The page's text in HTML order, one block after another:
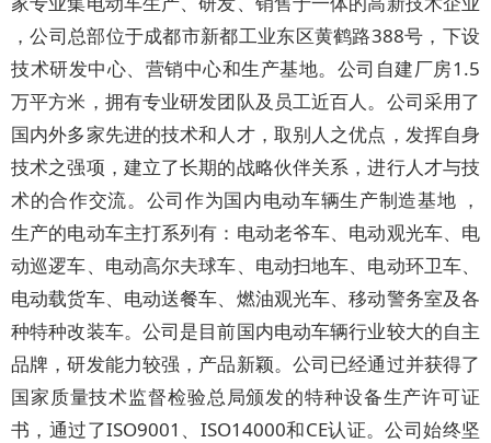
，公司总部位于成都市新都工业东区黄鹤路388号，下设
技术研发中心、营销中心和生产基地。公司自建厂房1.5
万平方米，拥有专业研发团队及员工近百人。公司采用了
国内外多家先进的技术和人才，取别人之优点，发挥自身
技术之强项，建立了长期的战略伙伴关系，进行人才与技
术的合作交流。公司作为国内电动车辆生产制造基地 ，
生产的电动车主打系列有：电动老爷车、电动观光车、电
动巡逻车、电动高尔夫球车、电动扫地车、电动环卫车、
电动载货车、电动送餐车、燃油观光车、移动警务室及各
种特种改装车。公司是目前国内电动车辆行业较大的自主
品牌，研发能力较强，产品新颖。公司已经通过并获得了
国家质量技术监督检验总局颁发的特种设备生产许可证
书，通过了ISO9001、ISO14000和CE认证。公司始终坚